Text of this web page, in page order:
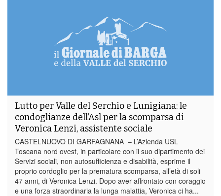
Lutto per Valle del Serchio e Lunigiana: le
condoglianze dell’Asl per la scomparsa di
Veronica Lenzi, assistente sociale
CASTELNUOVO DI GARFAGNANA – L’Azienda USL
Toscana nord ovest, in particolare con il suo dipartimento dei
Servizi sociali, non autosufficienza e disabilità, esprime il
proprio cordoglio per la prematura scomparsa, all’età di soli
47 anni, di Veronica Lenzi. Dopo aver affrontato con coraggio
e una forza straordinaria la lunga malattia, Veronica ci ha...